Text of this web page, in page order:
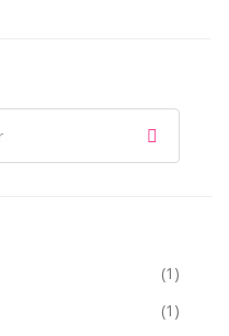
(1)
(1)